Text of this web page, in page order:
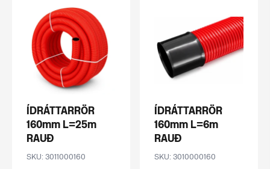
ÍDRÁTTARRÖR
160mm L=25m
RAUÐ
SKU: 3011000160
ÍDRÁTTARRÖR
160mm L=6m
RAUÐ
SKU: 3010000160